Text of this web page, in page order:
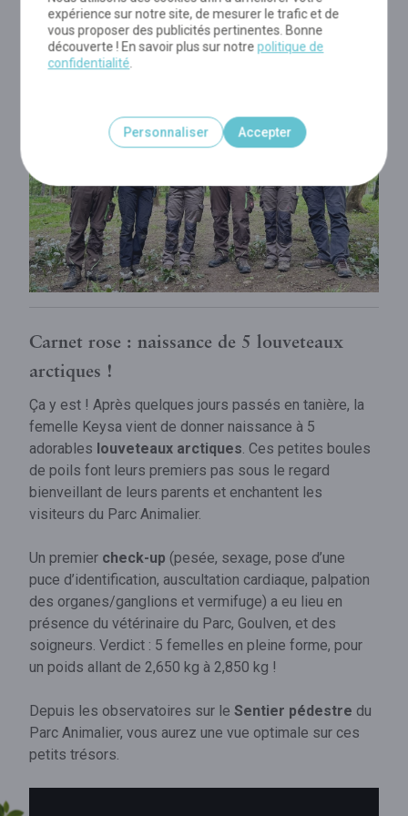
Carnet rose : naissance de 5 louveteaux
arctiques !
Ça y est ! Après quelques jours passés en tanière, la
femelle Keysa vient de donner naissance à 5
adorables louveteaux arctiques. Ces petites boules
de poils font leurs premiers pas sous le regard
bienveillant de leurs parents et enchantent les
visiteurs du Parc Animalier.
Un premier check-up (pesée, sexage, pose d’une
puce d’identification, auscultation cardiaque, palpation
des organes/ganglions et vermifuge) a eu lieu en
présence du vétérinaire du Parc, Goulven, et des
soigneurs. Verdict : 5 femelles en pleine forme, pour
un poids allant de 2,650 kg à 2,850 kg !
Depuis les observatoires sur le Sentier pédestre du
Parc Animalier, vous aurez une vue optimale sur ces
petits trésors.
expérience sur notre site, de mesurer le trafic et de
vous proposer des publicités pertinentes. Bonne
découverte ! En savoir plus sur notre politique de
confidentialité
Personnaliser Accepter